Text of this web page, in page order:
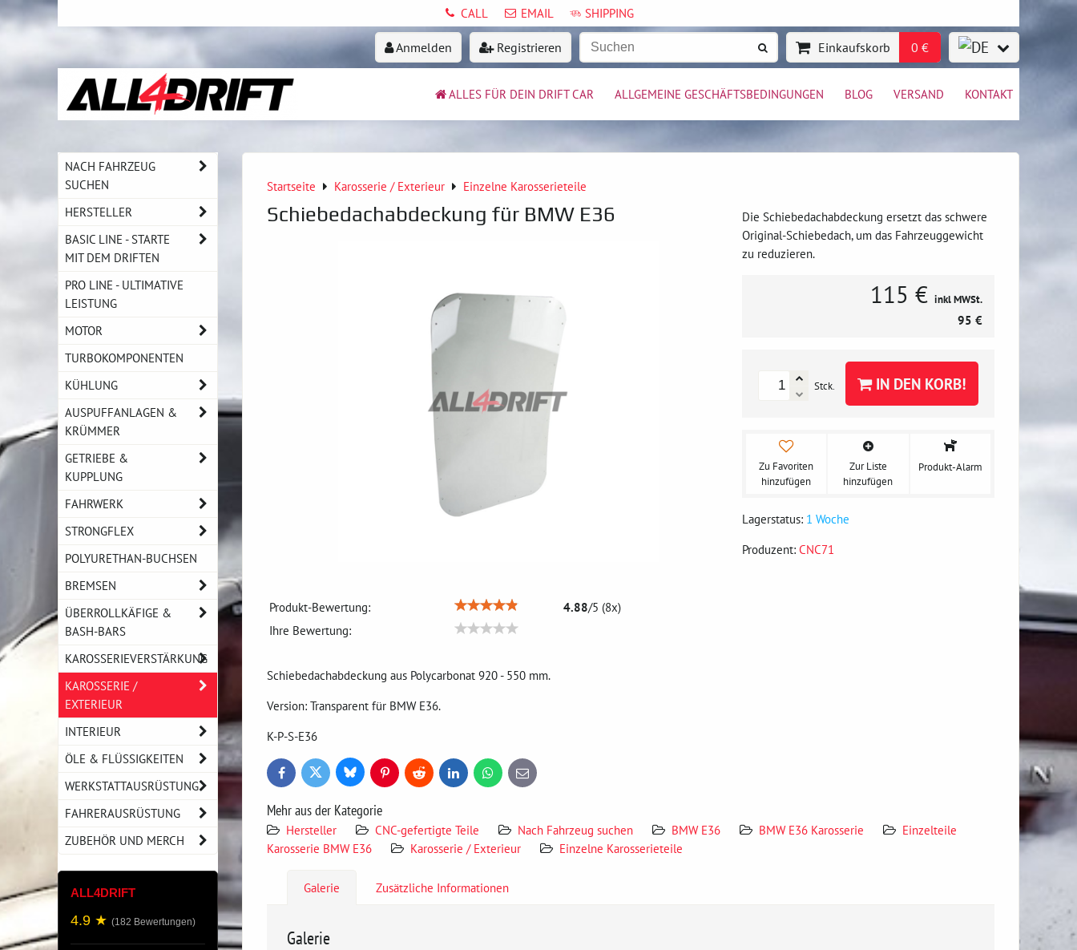
CALL EMAIL SHIPPING
Anmelden Registrieren Einkaufskorb 0 €
ALLES FÜR DEIN DRIFT CAR ALLGEMEINE GESCHÄFTSBEDINGUNGEN BLOG VERSAND KONTAKT
Startseite Karosserie / Exterieur Einzelne Karosserieteile
Schiebedachabdeckung für BMW E36
Produkt-Bewertung: 4.88/5 (8x)
Ihre Bewertung:
Die Schiebedachabdeckung ersetzt das schwere
Original-Schiebedach, um das Fahrzeuggewicht
zu reduzieren.
115 € inkl MWSt.
95 €
Stck. IN DEN KORB!
Zu Favoriten
hinzufügen
Zur Liste
hinzufügen
Produkt-Alarm
Lagerstatus: 1 Woche
Produzent: CNC71
Schiebedachabdeckung aus Polycarbonat 920 - 550 mm.
Version: Transparent für BMW E36.
K-P-S-E36
FacebookTwitter BlueskyPinterestReddit LinkedInWhatsApp
E-
mail
Mehr aus der Kategorie
Hersteller CNC-gefertigte Teile Nach Fahrzeug suchen BMW E36 BMW E36 Karosserie
Einzelteile
Karosserie BMW E36
Karosserie / Exterieur Einzelne Karosserieteile
Galerie Zusätzliche Informationen
Galerie
NACH FAHRZEUG
SUCHEN
HERSTELLER
BASIC LINE - STARTE
MIT DEM DRIFTEN
PRO LINE - ULTIMATIVE
LEISTUNG
MOTOR
TURBOKOMPONENTEN
KÜHLUNG
AUSPUFFANLAGEN &
KRÜMMER
GETRIEBE &
KUPPLUNG
FAHRWERK
STRONGFLEX
POLYURETHAN-BUCHSEN
BREMSEN
ÜBERROLLKÄFIGE &
BASH-BARS
KAROSSERIEVERSTÄRKUNG
KAROSSERIE /
EXTERIEUR
INTERIEUR
ÖLE & FLÜSSIGKEITEN
WERKSTATTAUSRÜSTUNG
FAHRERAUSRÜSTUNG
ZUBEHÖR UND MERCH
ALL4DRIFT
4.9 ★ (182 Bewertungen)